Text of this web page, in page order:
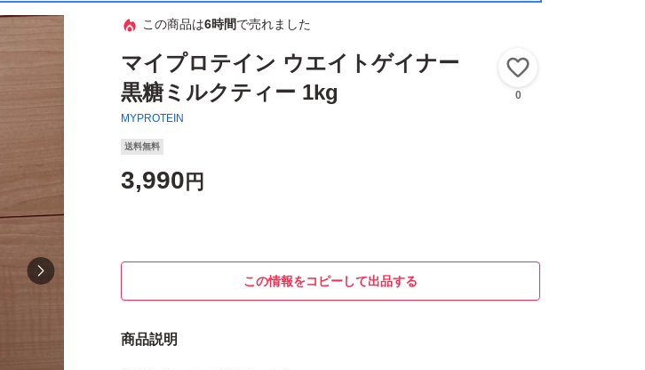
この商品は6時間で売れました
マイプロテイン ウエイトゲイナー
黒糖ミルクティー 1kg
MYPROTEIN
0
送料無料
3,990 円
この情報をコピーして出品する
商品説明